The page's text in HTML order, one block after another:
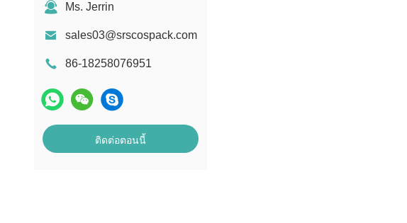
Ms. Jerrin
sales03@srscospack.com
86-18258076951
ติดต่อตอนนี้